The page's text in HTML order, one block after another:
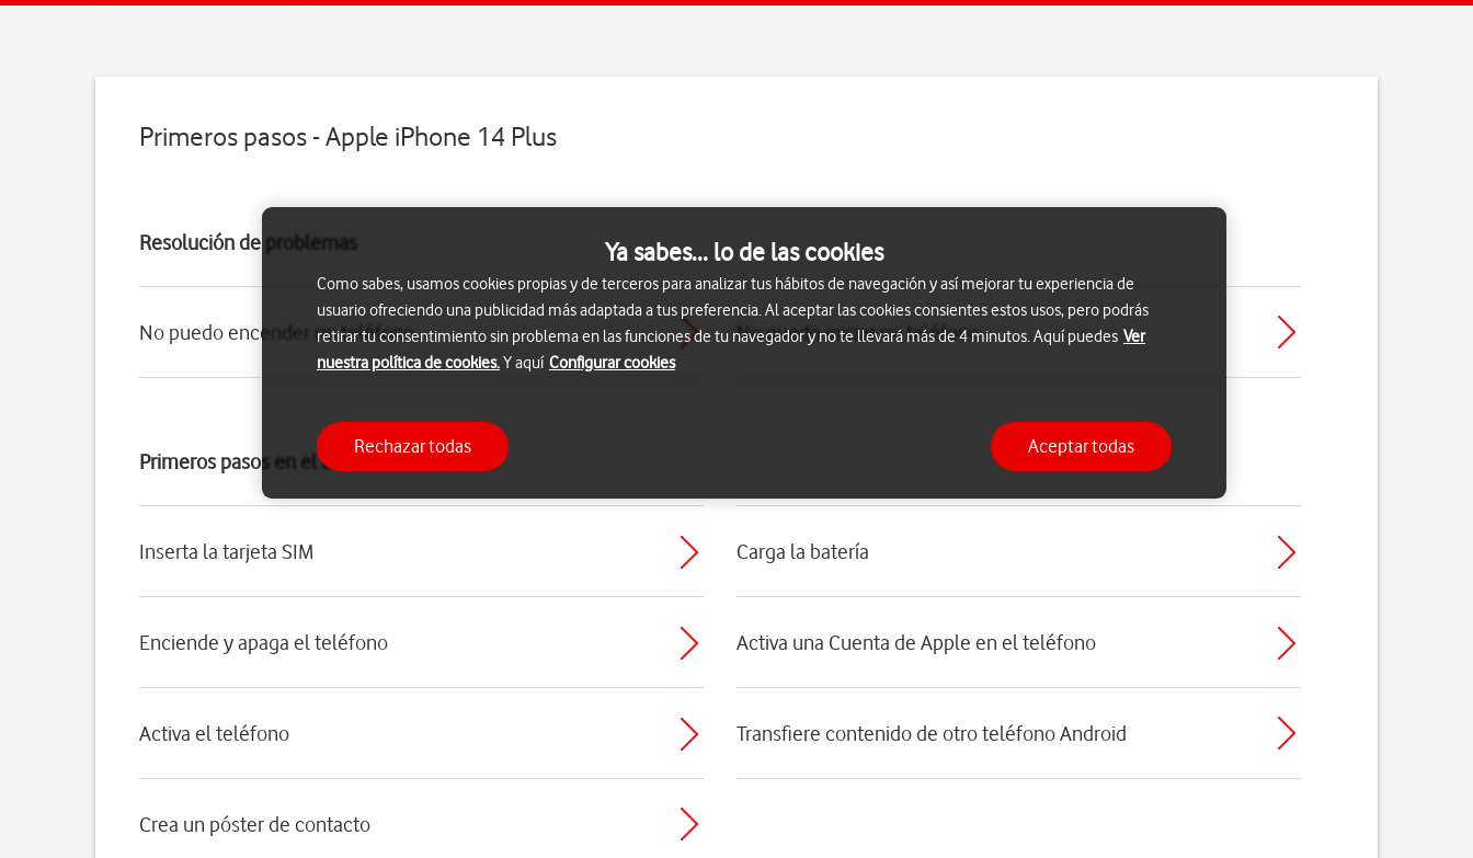
Primeros pasos - Apple iPhone 14 Plus
Resolución de problemas
No puedo encender mi teléfono No puedo iniciar mi teléfono
Primeros pasos en el uso del teléfono
Inserta la tarjeta SIM Carga la batería
Enciende y apaga el teléfono Activa una Cuenta de Apple en el teléfono
Activa el teléfono Transfiere contenido de otro teléfono Android
Crea un póster de contacto
Ya sabes... lo de las cookies
Como sabes, usamos cookies propias y de terceros para analizar tus hábitos de navegación y así mejorar tu experiencia de
usuario ofreciendo una publicidad más adaptada a tus preferencia. Al aceptar las cookies consientes estos usos, pero podrás
retirar tu consentimiento sin problema en las funciones de tu navegador y no te llevará más de 4 minutos. Aquí puedes Ver
nuestra política de cookies.Y aquí Configurar cookies
Rechazar todas Aceptar todas